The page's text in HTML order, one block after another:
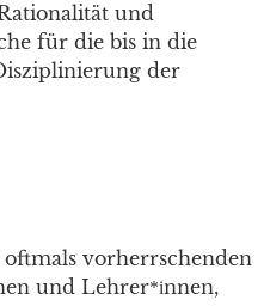
und
für die bis in die
der
vorherrschenden
und Lehrer*innen,